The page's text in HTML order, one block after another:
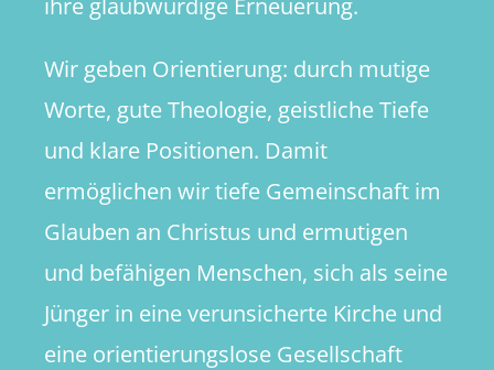
Wir geben Orientierung: durch mutige
Worte, gute Theologie, geistliche Tiefe
und klare Positionen. Damit
ermöglichen wir tiefe Gemeinschaft im
Glauben an Christus und ermutigen
und befähigen Menschen, sich als seine
Jünger in eine verunsicherte Kirche und
eine orientierungslose Gesellschaft